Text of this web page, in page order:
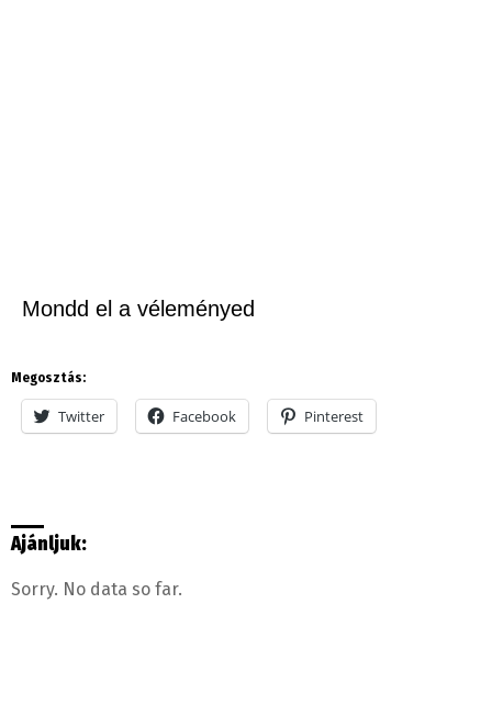
Mondd el a véleményed
Megosztás:
Twitter Facebook Pinterest
Ajánljuk:
Sorry. No data so far.